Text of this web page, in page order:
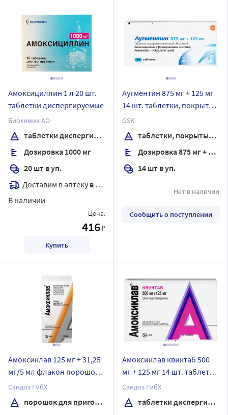
Амоксициллин 1 л 20 шт.
таблетки диспергируемые
Биохимик АО
таблетки диспергируемые
Дозировка 1000 мг
20 шт в уп.
Доставим в аптеку в течение 7 дней
В наличии
Цена:
416₽
Купить
Аугментин 875 мг + 125 мг
14 шт. таблетки, покрытые
пленочной оболочкой
GSK
таблетки, покрытые пленочной оболочкой
Дозировка 875 мг + 125 мг
14 шт в уп.
Нет в наличии
Сообщить о поступлении
Амоксиклав 125 мг + 31,25
мг/5 мл флакон порошок
для приготовления
суспензии для приема
внутрь 7,88 гр
Сандоз ГмбХ
порошок для приготовления суспензии для приема внутрь
Амоксиклав квиктаб 500
мг + 125 мг 14 шт. таблетки
диспергируемые
Сандоз ГмбХ
таблетки диспергируемые